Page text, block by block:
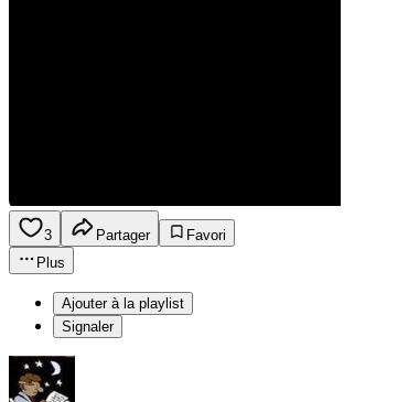
3 Partager
Favori
Plus
Ajouter à la playlist
Signaler